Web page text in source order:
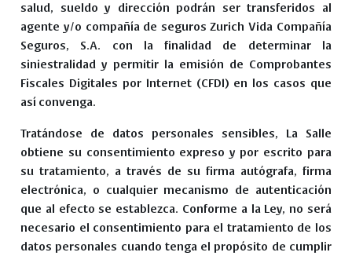
salud, sueldo y dirección podrán ser transferidos al
agente y/o compañía de seguros Zurich Vida Compañía
Seguros, S.A. con la finalidad de determinar la
siniestralidad y permitir la emisión de Comprobantes
Fiscales Digitales por Internet (CFDI) en los casos que
así convenga.
Tratándose de datos personales sensibles, La Salle
obtiene su consentimiento expreso y por escrito para
su tratamiento, a través de su firma autógrafa, firma
electrónica, o cualquier mecanismo de autenticación
que al efecto se establezca. Conforme a la Ley, no será
necesario el consentimiento para el tratamiento de los
datos personales cuando tenga el propósito de cumplir